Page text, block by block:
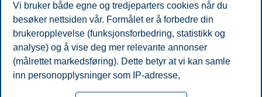
til å få alle svarene de trenger for en smidig start på studietiden.
Vi gleder oss til å se deg der!
Del artikkelen:
Vi bruker både egne og tredjeparters cookies når du
besøker nettsiden vår. Formålet er å forbedre din
brukeropplevelse (funksjonsforbedring, statistikk og
analyse) og å vise deg mer relevante annonser
(målrettet markedsføring). Dette betyr at vi kan samle
inn personopplysninger som IP-adresse,